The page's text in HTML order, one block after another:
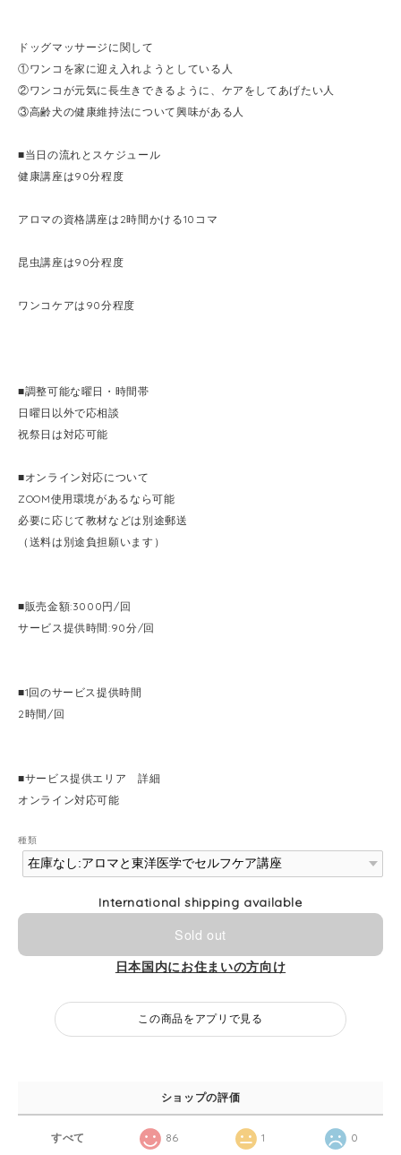
ドッグマッサージに関して
①ワンコを家に迎え入れようとしている人
②ワンコが元気に長生きできるように、ケアをしてあげたい人
③高齢犬の健康維持法について興味がある人
■当日の流れとスケジュール
健康講座は90分程度
アロマの資格講座は2時間かける10コマ
昆虫講座は90分程度
ワンコケアは90分程度
■調整可能な曜日・時間帯
日曜日以外で応相談
祝祭日は対応可能
■オンライン対応について
ZOOM使用環境があるなら可能
必要に応じて教材などは別途郵送
（送料は別途負担願います）
■販売金額:3000円/回
サービス提供時間:90分/回
■1回のサービス提供時間
2時間/回
■サービス提供エリア 詳細
オンライン対応可能
種類
International shipping available
Sold out
日本国内にお住まいの方向け
この商品をアプリで見る
ショップの評価
すべて 86 1 0